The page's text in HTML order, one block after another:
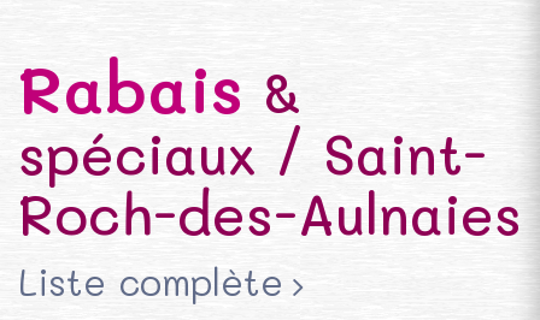
Rabais &
spéciaux / Saint-
Roch-des-Aulnaies
Liste complète